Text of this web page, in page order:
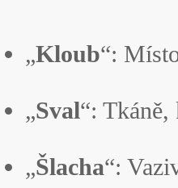
„Kloub“:
„Sval“:
„Šlacha“: